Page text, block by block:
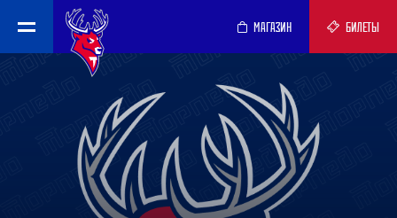
МАГАЗИН БИЛЕТЫ